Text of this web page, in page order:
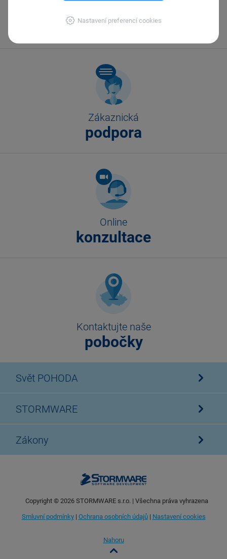
Nastavení preferencí cookies
567 112 611
Zákaznická
podpora
Online
konzultace
Kontaktujte naše
pobočky
Svět POHODA
STORMWARE
Zákony
Copyright © 2026STORMWARE s.r.o. | Všechna práva vyhrazena
Smluvní podmínky| Ochrana osobních údajů| Nastavení cookies
Nahoru